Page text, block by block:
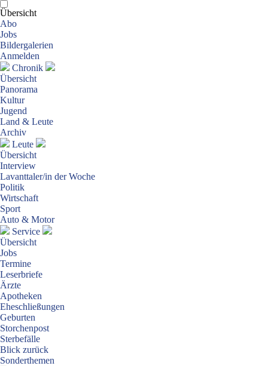
Übersicht
Abo
Jobs
Bildergalerien
Anmelden
Chronik
Übersicht
Panorama
Kultur
Jugend
Land & Leute
Archiv
Leute
Übersicht
Interview
Lavanttaler/in der Woche
Politik
Wirtschaft
Sport
Auto & Motor
Service
Übersicht
Jobs
Termine
Leserbriefe
Ärzte
Apotheken
Eheschließungen
Geburten
Storchenpost
Sterbefälle
Blick zurück
Sonderthemen